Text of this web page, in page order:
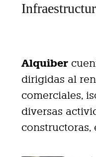
Alquiber
dirigidas al
comerciales,
diversas
constructoras,